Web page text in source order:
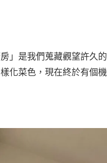
」是我們蒐藏觀望許久
化菜色，現在終於有個